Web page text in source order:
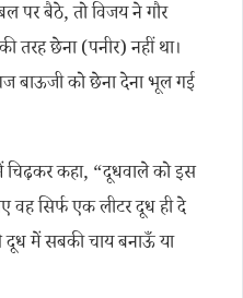
पर बैठे, तो विजय ने गौर
तरह छेना (पनीर) नहीं था।
बाऊजी को छेना देना भूल गई
चिढ़कर कहा, “दूधवाले को इस
वह सिर्फ एक लीटर दूध ही दे
में सबकी चाय बनाऊँ या